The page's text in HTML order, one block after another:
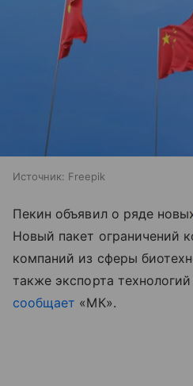
Источник: Freepik
Пекин объявил о ряде
Новый пакет ограничений
компаний из сферы
также экспорта
сообщает «МК».